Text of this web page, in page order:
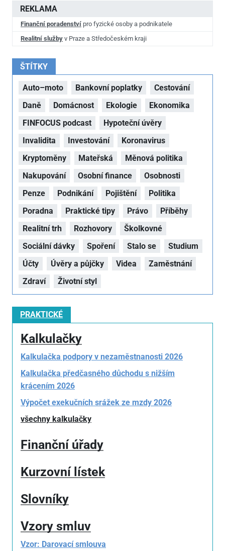
REKLAMA
Finanční poradenství pro fyzické osoby a podnikatele
Realitní služby v Praze a Středočeském kraji
ŠTÍTKY
Auto–moto Bankovní poplatky
Cestování
Daně
Domácnost Ekologie
Ekonomika
FINFOCUS podcast
Hypoteční úvěry
Invalidita
Investování
Koronavirus
Kryptoměny
Mateřská
Měnová politika
Nakupování
Osobní finance
Osobnosti
Penze
Podnikání Pojištění
Politika
Poradna
Praktické tipy Právo
Příběhy
Realitní trh
Rozhovory
Školkovné
Sociální dávky
Spoření Stalo se
Studium
Účty
Úvěry a půjčky Videa
Zaměstnání
Zdraví
Životní styl
PRAKTICKÉ
Kalkulačky
Kalkulačka podpory v nezaměstnanosti 2026
Kalkulačka předčasného důchodu s nižším
krácením 2026
Výpočet exekučních srážek ze mzdy 2026
všechny kalkulačky
Finanční úřady
Kurzovní lístek
Slovníky
Vzory smluv
Vzor: Darovací smlouva